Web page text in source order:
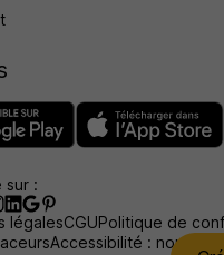
sur :
légalesCGUPolitique de
Accessibilité : non